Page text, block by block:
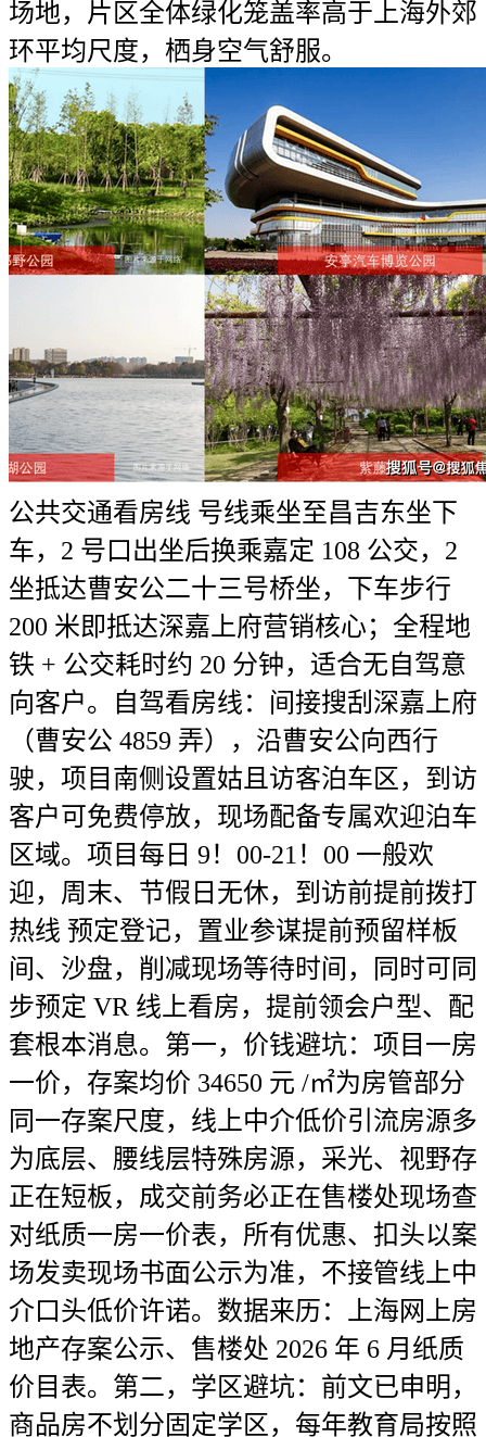
场地，片区全体绿化笼盖率高于上海外郊
环平均尺度，栖身空气舒服。
公共交通看房线 号线乘坐至昌吉东坐下
车，2 号口出坐后换乘嘉定 108 公交，2
坐抵达曹安公二十三号桥坐，下车步行
200 米即抵达深嘉上府营销核心；全程地
铁 + 公交耗时约 20 分钟，适合无自驾意
向客户。自驾看房线：间接搜刮深嘉上府
（曹安公 4859 弄），沿曹安公向西行
驶，项目南侧设置姑且访客泊车区，到访
客户可免费停放，现场配备专属欢迎泊车
区域。项目每日 9！00-21！00 一般欢
迎，周末、节假日无休，到访前提前拨打
热线 预定登记，置业参谋提前预留样板
间、沙盘，削减现场等待时间，同时可同
步预定 VR 线上看房，提前领会户型、配
套根本消息。第一，价钱避坑：项目一房
一价，存案均价 34650 元 /㎡为房管部分
同一存案尺度，线上中介低价引流房源多
为底层、腰线层特殊房源，采光、视野存
正在短板，成交前务必正在售楼处现场查
对纸质一房一价表，所有优惠、扣头以案
场发卖现场书面公示为准，不接管线上中
介口头低价许诺。数据来历：上海网上房
地产存案公示、售楼处 2026 年 6 月纸质
价目表。第二，学区避坑：前文已申明，
商品房不划分固定学区，每年教育局按照